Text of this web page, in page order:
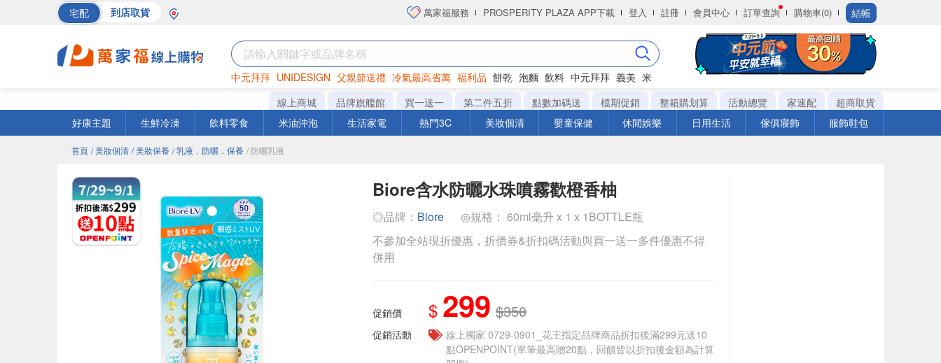
宅配 到店取貨 萬家福服務 PROSPERITY PLAZA APP下載 登入 註冊 會員中心 訂單查詢 購物車(0) 結帳
中元拜拜 UNIDESIGN 父親節送禮 冷氣最高省萬 福利品 餅乾 泡麵 飲料 中元拜拜 義美 米
罐頭 海苔 洋芋片
線上商城 品牌旗艦館 買一送一 第二件五折 點數加碼送 檔期促銷 整箱購划算 活動總覽 家速配
超商取貨
好康主題
生鮮冷凍 飲料零食 米油沖泡 生活家電 熱門3C 美妝個清 嬰童保健 休閒娛樂 日用生活 傢俱寢飾 服飾鞋包
首頁 / 美妝個清 / 美妝保養 / 乳液．防曬．保養 / 防曬乳液
Biore含水防曬水珠噴霧歡橙香柚
◎品牌： Biore
◎規格： 60ml毫升 x 1 x 1BOTTLE瓶
不參加全站現折優惠，折價券&折扣碼活動與買一送一多件優惠不得
併用
促銷價 $ 299 $350
促銷活動
線上獨家 0729-0901_花王指定品牌商品折扣後滿299元送10
點OPENPOINT(單筆最高贈20點，回饋皆以折扣後金額為計算